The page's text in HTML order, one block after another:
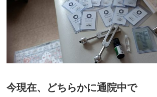
今現在、どちらかに通院中で